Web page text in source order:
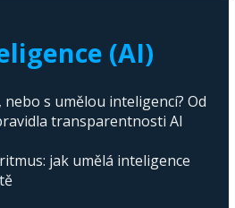
(AI)
s umělou inteligencí? Od
transparentnosti AI
jak umělá inteligence